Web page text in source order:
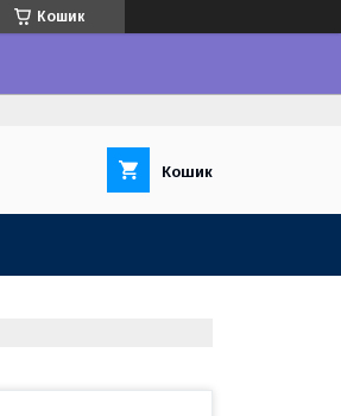
Кошик
Кошик